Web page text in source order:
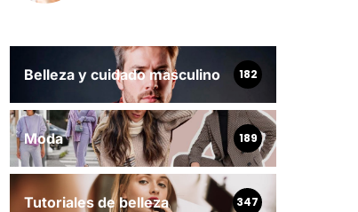
Belleza y cuidado masculino 182
Moda 189
Tutoriales de belleza 347